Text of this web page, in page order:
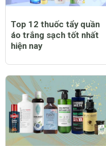
Top 12 thuốc tẩy quần
áo trắng sạch tốt nhất
hiện nay